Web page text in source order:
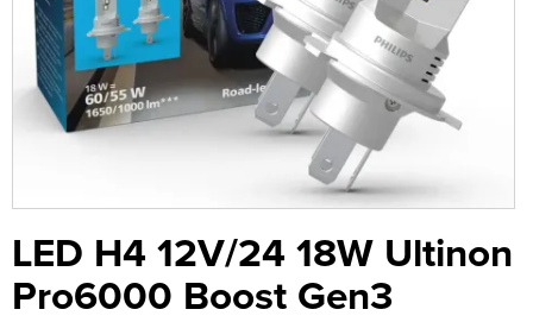
LED H4 12V/24 18W Ultinon
Pro6000 Boost Gen3